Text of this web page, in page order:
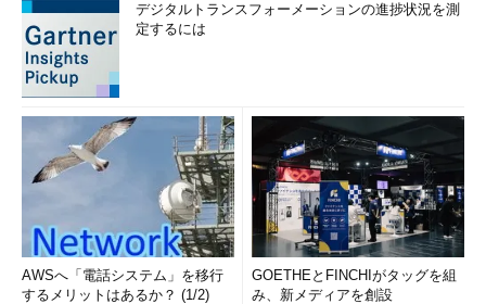
デジタルトランスフォーメーションの進捗状況を測
定するには
AWSへ「電話システム」を移行
するメリットはあるか？ (1/2)
GOETHEとFINCHIがタッグを組
み、新メディアを創設